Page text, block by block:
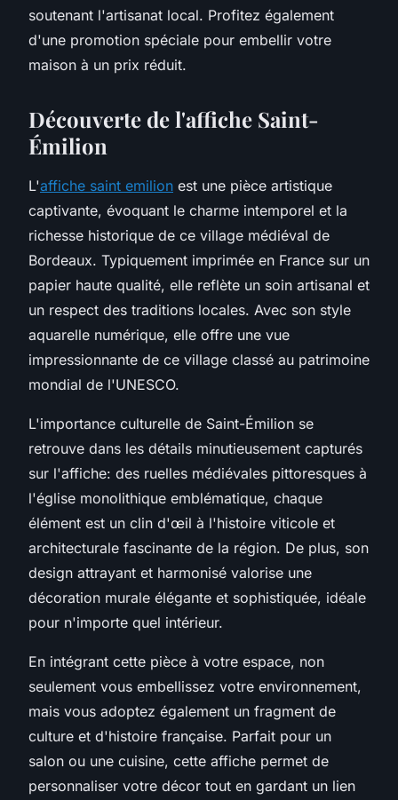
soutenant l'artisanat local. Profitez également
d'une promotion spéciale pour embellir votre
maison à un prix réduit.
Découverte de l'affiche Saint-
Émilion
L'affiche saint emilion est une pièce artistique
captivante, évoquant le charme intemporel et la
richesse historique de ce village médiéval de
Bordeaux. Typiquement imprimée en France sur un
papier haute qualité, elle reflète un soin artisanal et
un respect des traditions locales. Avec son style
aquarelle numérique, elle offre une vue
impressionnante de ce village classé au patrimoine
mondial de l'UNESCO.
L'importance culturelle de Saint-Émilion se
retrouve dans les détails minutieusement capturés
sur l'affiche: des ruelles médiévales pittoresques à
l'église monolithique emblématique, chaque
élément est un clin d'œil à l'histoire viticole et
architecturale fascinante de la région. De plus, son
design attrayant et harmonisé valorise une
décoration murale élégante et sophistiquée, idéale
pour n'importe quel intérieur.
En intégrant cette pièce à votre espace, non
seulement vous embellissez votre environnement,
mais vous adoptez également un fragment de
culture et d'histoire française. Parfait pour un
salon ou une cuisine, cette affiche permet de
personnaliser votre décor tout en gardant un lien